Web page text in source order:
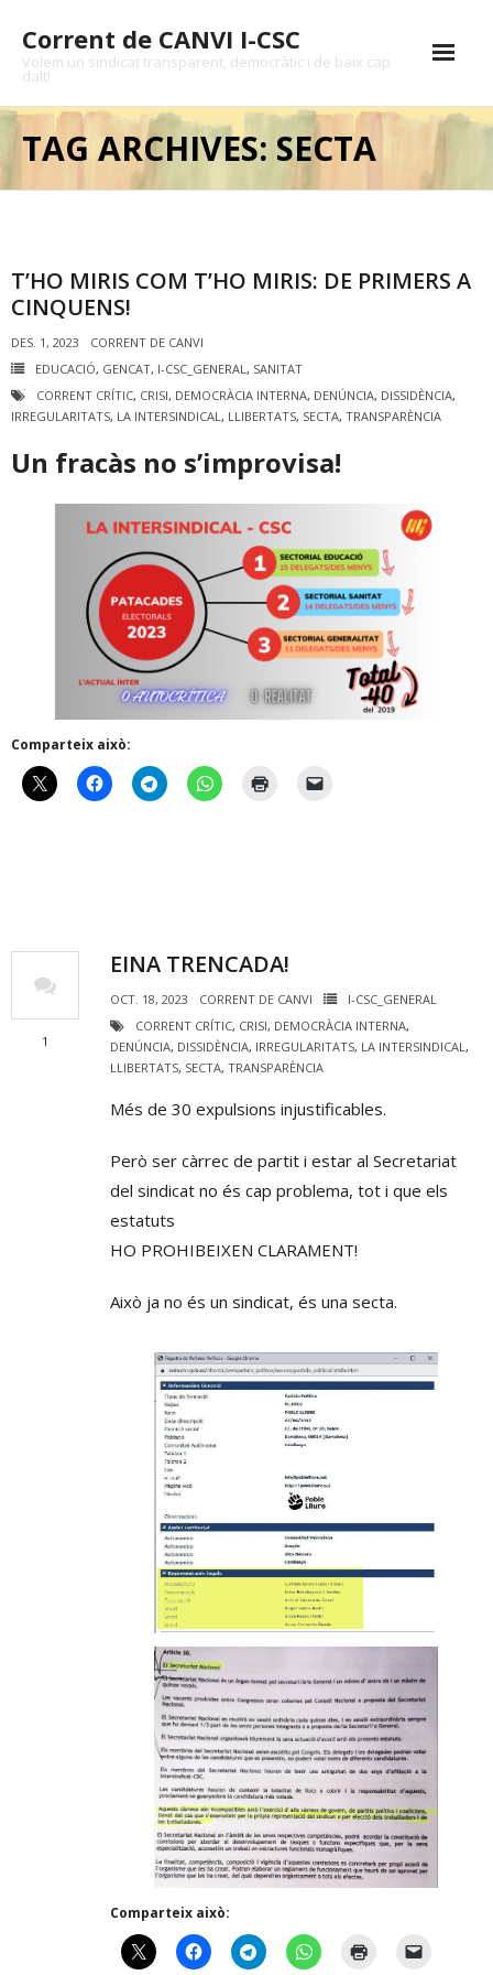
content
Corrent de CANVI I-CSC
Volem un sindicat transparent, democràtic i de baix cap
dalt!
Denúncies
Transparència
Bones pensades
Contacte
TAG ARCHIVES: SECTA
T’HO MIRIS COM T’HO MIRIS: DE PRIMERS A
CINQUENS!
DES. 1, 2023
CORRENT DE CANVI
EDUCACIÓ, GENCAT, I-CSC_GENERAL, SANITAT
CORRENT CRÍTIC, CRISI, DEMOCRÀCIA INTERNA, DENÚNCIA, DISSIDÈNCIA,
IRREGULARITATS, LA INTERSINDICAL, LLIBERTATS, SECTA, TRANSPARÈNCIA
Un fracàs no s’improvisa!
Comparteix això:
EINA TRENCADA!
OCT. 18, 2023 CORRENT DE CANVI
1
I-CSC_GENERAL
CORRENT CRÍTIC, CRISI, DEMOCRÀCIA INTERNA,
DENÚNCIA, DISSIDÈNCIA, IRREGULARITATS, LA INTERSINDICAL ,
LLIBERTATS, SECTA, TRANSPARÈNCIA
Més de 30 expulsions injustificables.
Però ser càrrec de partit i estar al Secretariat
del sindicat no és cap problema, tot i que els
estatuts
HO PROHIBEIXEN CLARAMENT!
Això ja no és un sindicat, és una secta.
Comparteix això: